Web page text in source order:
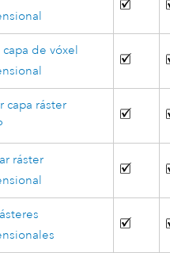
de vóxel
capa ráster
ráster